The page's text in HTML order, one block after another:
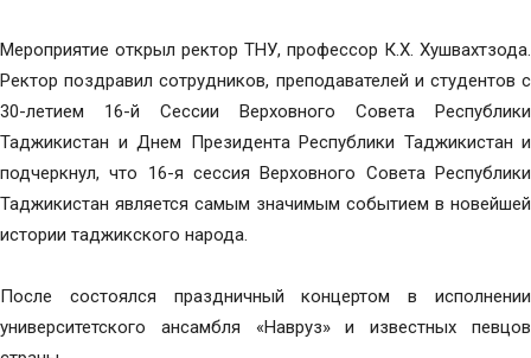
Мероприятие открыл ректор ТНУ, профессор К.Х. Хушвахтзода.
Ректор поздравил сотрудников, преподавателей и студентов с
30-летием 16-й Сессии Верховного Совета Республики
Таджикистан и Днем Президента Республики Таджикистан и
подчеркнул, что 16-я сессия Верховного Совета Республики
Таджикистан является самым значимым событием в новейшей
истории таджикского народа.
После состоялся праздничный концертом в исполнении
университетского ансамбля «Навруз» и известных певцов